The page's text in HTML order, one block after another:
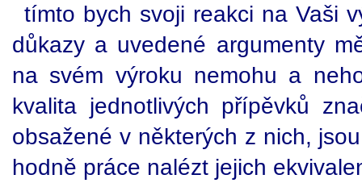
tímto bych svoji reakci na Vaši
důkazy a uvedené argumenty
na svém výroku nemohu a
kvalita jednotlivých přípěvků
obsažené v některých z nich,
hodně práce nalézt jejich